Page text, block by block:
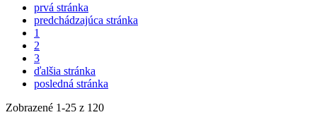
prvá stránka
predchádzajúca stránka
1
2
3
ďalšia stránka
posledná stránka
Zobrazené 1-25 z 120